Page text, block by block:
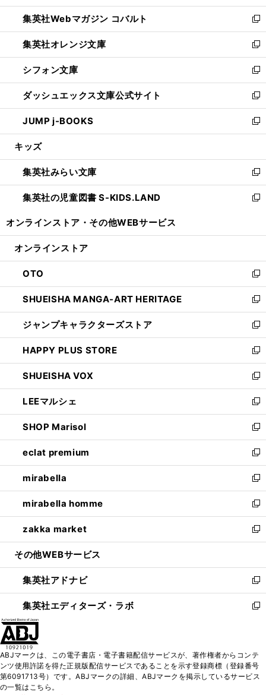
開
く
ウ
で
開
く
ン
ド
ウ
で
開
く
ウ
ィ
ン
ド
ウ
で
開
く
集英社Webマガジン コバルト
新
し
い
ウ
ィ
ン
ド
ウ
で
開
集英社オレンジ文庫
新
し
い
ウ
ィ
ン
ド
ウ
開
く
シフォン文庫
新
し
い
ウ
ィ
ン
ウ
で
開
く
ダッシュエックス文庫公式サイト
新
し
い
ウ
ン
ド
ウ
で
JUMP j-BOOKS
新
し
ウ
ィ
ン
ド
開
キッズ
集英社みらい文庫
新
し
い
ン
ウ
で
開
く
集英社の児童図書 S-KIDS.LAND
新
ウ
ン
ド
ウ
で
開
く
オンラインストア・ その他WEBサービス
オンラインストア
OTO
新
し
い
ウ
ィ
ン
ド
ウ
で
開
く
SHUEISHA MANGA-ART HERITAGE
新
し
い
ウ
ィ
ン
ド
ウ
で
開
く
ジャンプキャラクターズストア
新
し
い
ウ
ィ
ン
ド
ウ
で
開
く
HAPPY PLUS STORE
新
し
い
ウ
ィ
ン
ド
ウ
で
開
く
SHUEISHA VOX
新
し
い
ウ
ィ
ン
ド
ウ
で
開
く
LEEマルシェ
新
し
い
ウ
ィ
ン
ド
ウ
で
開
く
SHOP Marisol
新
し
い
ウ
ィ
ン
ド
ウ
で
開
eclat premium
新
し
い
ウ
ィ
ン
ド
ウ
開
く
mirabella
新
し
い
ウ
ィ
ン
ウ
で
開
く
mirabella homme
新
し
い
ウ
ン
ド
ウ
で
zakka market
新
し
ウ
ィ
ン
ド
く
その他WEBサービス
集英社アドナビ
新
し
い
ド
ウ
で
集英社エディターズ・ラボ
新
ィ
ン
ド
ABJマークは、この電子書店・電子書籍配信サービスが、著作権者からコンテ
ンツ使用許諾を得た正規版配信サービスであることを示す登録商標（登録番号
第6091713号）です。ABJマークの詳細、ABJマークを掲示しているサービス
の一覧はこちら。